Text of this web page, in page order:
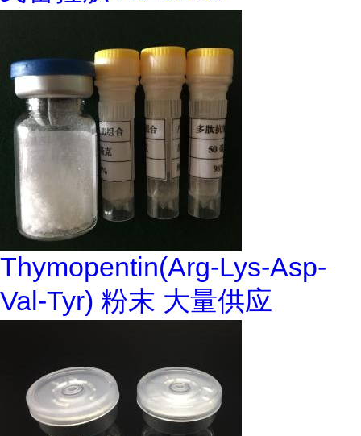
Thymopentin(Arg-Lys-Asp-
Val-Tyr) 粉末 大量供应